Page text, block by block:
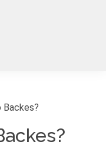
Backes?